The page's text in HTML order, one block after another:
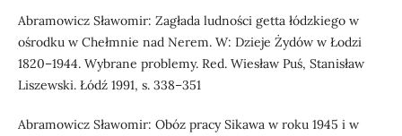
Abramowicz Sławomir: Zagłada ludności getta łódzkiego w
ośrodku w Chełmnie nad Nerem. W: Dzieje Żydów w Łodzi
1820–1944. Wybrane problemy. Red. Wiesław Puś, Stanisław
Liszewski. Łódź 1991, s. 338–351
Abramowicz Sławomir: Obóz pracy Sikawa w roku 1945 i w